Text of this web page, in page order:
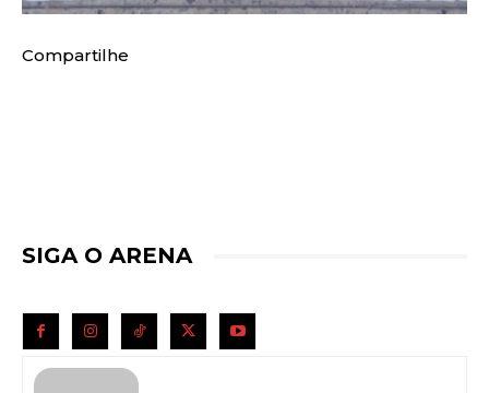
Compartilhe
SIGA O ARENA